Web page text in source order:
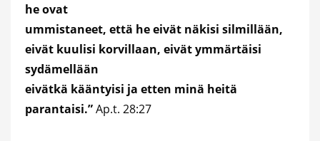
he ovat
ummistaneet, että he eivät näkisi silmillään,
eivät kuulisi korvillaan, eivät ymmärtäisi
sydämellään
eivätkä kääntyisi ja etten minä heitä
parantaisi.”Ap.t. 28:27